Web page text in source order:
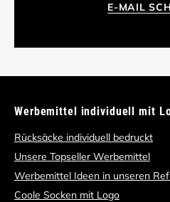
E-MAIL
Werbemittel individuell mit
Rücksäcke individuell bedruckt
Unsere Topseller Werbemittel
Werbemittel Ideen in unseren
Coole Socken mit Logo